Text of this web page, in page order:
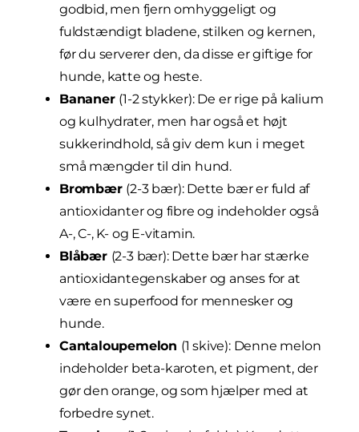
godbid, men fjern omhyggeligt og
fuldstændigt bladene, stilken og kernen,
før du serverer den, da disse er giftige for
hunde, katte og heste.
Bananer (1-2 stykker): De er rige på kalium
og kulhydrater, men har også et højt
sukkerindhold, så giv dem kun i meget
små mængder til din hund.
Brombær (2-3 bær): Dette bær er fuld af
antioxidanter og fibre og indeholder også
A-, C-, K- og E-vitamin.
Blåbær (2-3 bær): Dette bær har stærke
antioxidantegenskaber og anses for at
være en superfood for mennesker og
hunde.
Cantaloupemelon (1 skive): Denne melon
indeholder beta-karoten, et pigment, der
gør den orange, og som hjælper med at
forbedre synet.